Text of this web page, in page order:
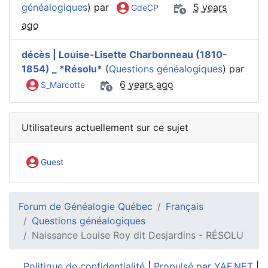
généalogiques) par GdeCP
5 years
ago
décès | Louise-Lisette Charbonneau (1810-
1854) _ *Résolu* (Questions généalogiques) par
S_Marcotte 6 years ago
Utilisateurs actuellement sur ce sujet
Guest
Forum de Généalogie Québec
Français
Questions généalogiques
Naissance Louise Roy dit Desjardins - RÉSOLU